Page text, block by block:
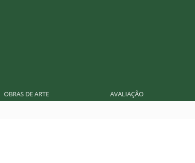
OBRAS DE ARTE AVALIAÇÃO